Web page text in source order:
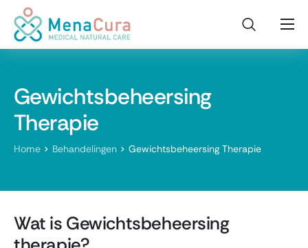
Home
Onderzoeken
Behandelingen
Contact
Gewichtsbeheersing
Therapie
Home Behandelingen Gewichtsbeheersing Therapie
Wat is Gewichtsbeheersing